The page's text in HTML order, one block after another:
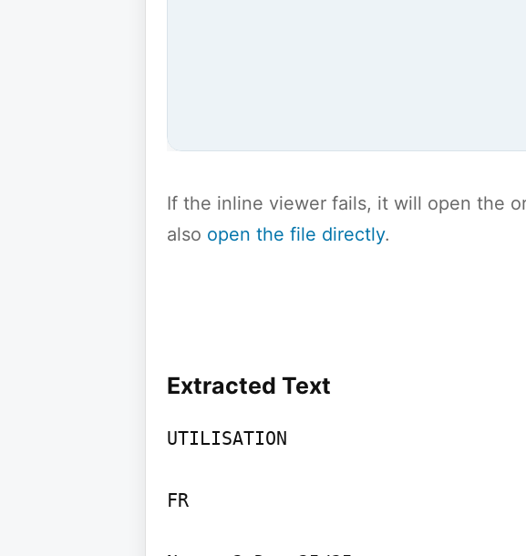
If the inline viewer fails, it will open the
also open the file directly.
Extracted Text
UTILISATION
FR